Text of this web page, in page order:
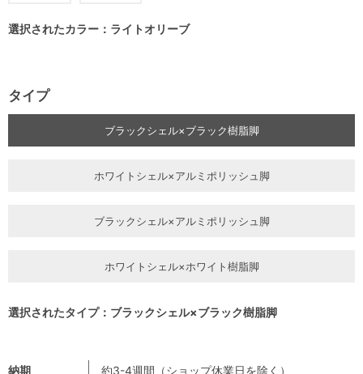
納期
約3-4週間（ショップ休業日を除く）
選択されたカラー：ライトオリーブ
タイプ
ブラックシェル×ブラック樹脂脚
ホワイトシェル×アルミポリッシュ脚
ブラックシェル×アルミポリッシュ脚
ホワイトシェル×ホワイト樹脂脚
選択されたタイプ：ブラックシェル×ブラック樹脂脚